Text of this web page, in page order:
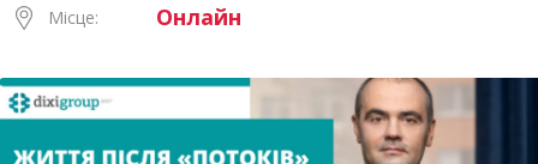
Місце: Онлайн